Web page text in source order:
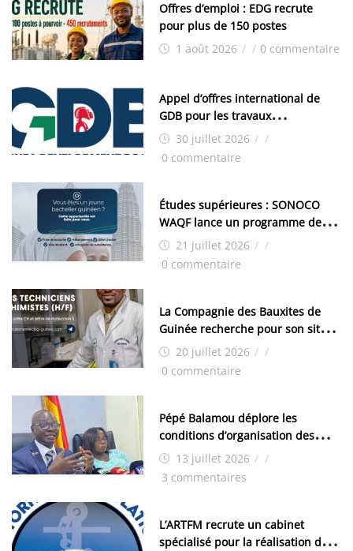
Offres d’emploi : EDG recrute
pour plus de 150 postes
1 août 2026 / / 0 commentaire
Appel d’offres international de
GDB pour les travaux
d’aménagement de la zone
industrielle de FANDJE (PAZIF)
30 juillet 2026 / /
0 commentaire
Études supérieures : SONOCO
WAQF lance un programme de
bourses pour la Malaisie
21 juillet 2026 / /
0 commentaire
La Compagnie des Bauxites de
Guinée recherche pour son site
de Kamsar des techniciens
chimistes (H/F)
20 juillet 2026 / /
0 commentaire
Pépé Balamou déplore les
conditions d’organisation des
examens nationaux : « Si ce sont
les élections, on trouve tous les
13 juillet 2026 / /
3 commentaires
L’ARTFM recrute un cabinet
spécialisé pour la réalisation des